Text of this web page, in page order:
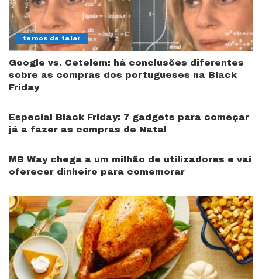
temos de falar
Google vs. Cetelem: há conclusões diferentes
sobre as compras dos portugueses na Black
Friday
Especial Black Friday: 7 gadgets para começar
já a fazer as compras de Natal
MB Way chega a um milhão de utilizadores e vai
oferecer dinheiro para comemorar